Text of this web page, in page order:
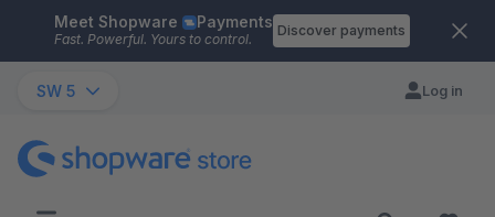
Skip to main content
Meet Shopware Payments
Fast. Powerful. Yours to control.
Discover payments
SW 5 Log in